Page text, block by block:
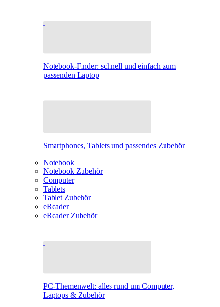
Notebook-Finder: schnell und einfach zum
passenden Laptop
Smartphones, Tablets und passendes Zubehör
Notebook
Notebook Zubehör
Computer
Tablets
Tablet Zubehör
eReader
eReader Zubehör
PC-Themenwelt: alles rund um Computer,
Laptops & Zubehör